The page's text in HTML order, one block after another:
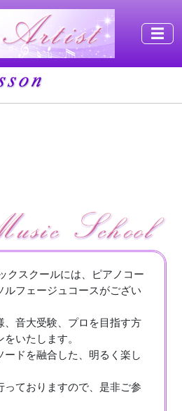
☰
クスクールには、ピアノコー
ルフェージュコースがござい
、音大受験、プロを目指す方
いたします。
ドを融合した、明るく楽し
ておりますので、是非ご参